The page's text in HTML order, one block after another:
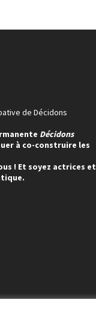
de Décidons
Décidons
à co-construire les
! Et soyez actrices et